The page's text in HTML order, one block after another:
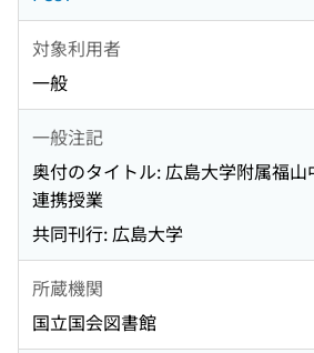
対象利用者
一般
一般注記
奥付のタイトル: 広島大学附属福
連携授業
共同刊行: 広島大学
所蔵機関
国立国会図書館